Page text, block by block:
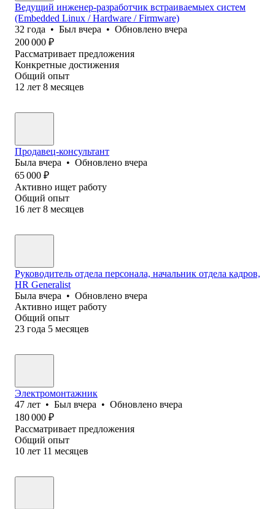
Ведущий инженер-разработчик встраиваемыех систем
(Embedded Linux / Hardware / Firmware)
32 года • Был вчера • Обновлено вчера
200 000 ₽
Рассматривает предложения
Конкретные достижения
Общий опыт
12 лет 8 месяцев
Продавец-консультант
Была вчера • Обновлено вчера
65 000 ₽
Активно ищет работу
Общий опыт
16 лет 8 месяцев
Руководитель отдела персонала, начальник отдела кадров,
HR Generalist
Была вчера • Обновлено вчера
Активно ищет работу
Общий опыт
23 года 5 месяцев
Электромонтажник
47 лет • Был вчера • Обновлено вчера
180 000 ₽
Рассматривает предложения
Общий опыт
10 лет 11 месяцев